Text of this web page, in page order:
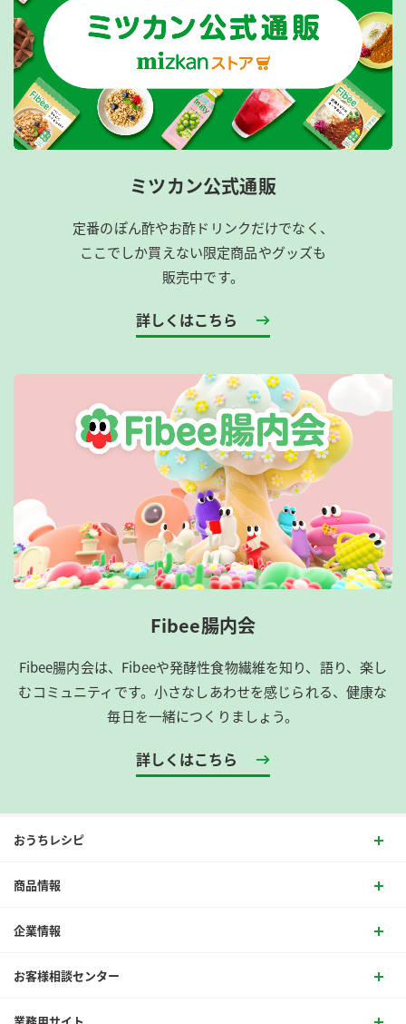
ミツカン公式通販
定番のぽん酢やお酢ドリンクだけでなく、
ここでしか買えない限定商品やグッズも
販売中です。
詳しくはこちら
Fibee腸内会
Fibee腸内会は、​Fibeeや発酵性食物繊維を知り、語り、楽し
むコミュニティです。​小さなしあわせを感じられる、健康な
毎日を一緒につくりましょう。
詳しくはこちら
おうちレシピ
商品情報
企業情報
お客様相談センター